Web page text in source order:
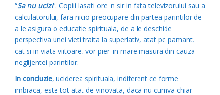
“Sa nu ucizi”. Copiii lasati ore in sir in fata televizorului sau a
calculatorului, fara nicio preocupare din partea parintilor de
a le asigura o educatie spirituala, de a le deschide
perspectiva unei vieti traita la superlativ, atat pe pamant,
cat si in viata viitoare, vor pieri in mare masura din cauza
neglijentei parintilor.
In concluzie, uciderea spirituala, indiferent ce forme
imbraca, este tot atat de vinovata, daca nu cumva chiar